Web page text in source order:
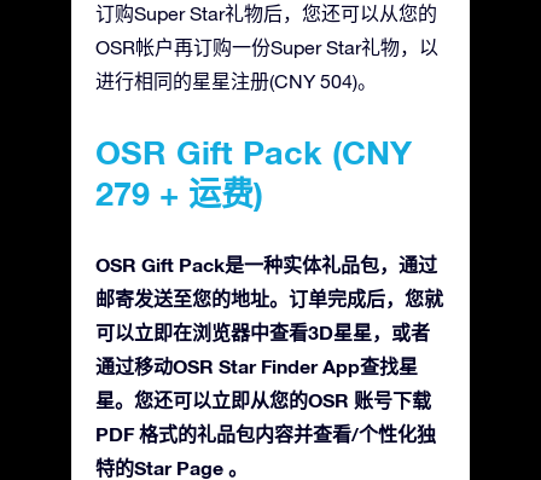
订购Super Star礼物后，您还可以从您的
OSR帐户再订购一份Super Star礼物，以
进行相同的星星注册(CNY 504)。
OSR Gift Pack (CNY
279 + 运费)
OSR Gift Pack是一种实体礼品包，通过
邮寄发送至您的地址。订单完成后，您就
可以立即在浏览器中查看3D星星，或者
通过移动OSR Star Finder App查找星
星。您还可以立即从您的OSR 账号下载
PDF 格式的礼品包内容并查看/个性化独
特的Star Page 。